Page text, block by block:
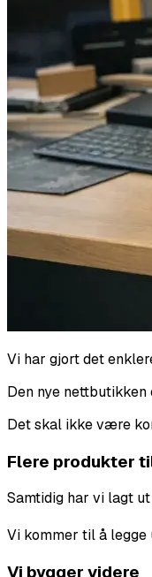
Vi har gjort det
Den nye
Det skal ikke være
Flere produkter
Samtidig har vi lagt
Vi kommer til å
Vi bygger videre